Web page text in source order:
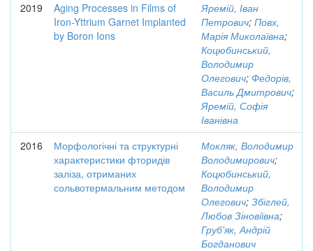
2019
Aging Processes in Films of
Iron-Yttrium Garnet Implanted
by Boron Ions
Яремій, Іван
Петрович; Повх,
Марія Миколаївна;
Коцюбинський,
Володимир
Олегович; Федорів,
Василь Дмитрович;
Яремій, Софія
Іванівна
2016
Морфологічні та структурні
характеристики фторидів
заліза, отриманих
сольвотермальним методом
Мокляк, Володимир
Володимирович;
Коцюбинський,
Володимир
Олегович; Збіглей,
Любов Зіновіївна;
Груб'як, Андрій
Богданович